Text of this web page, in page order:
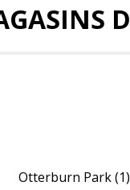
Otterburn Park(1)